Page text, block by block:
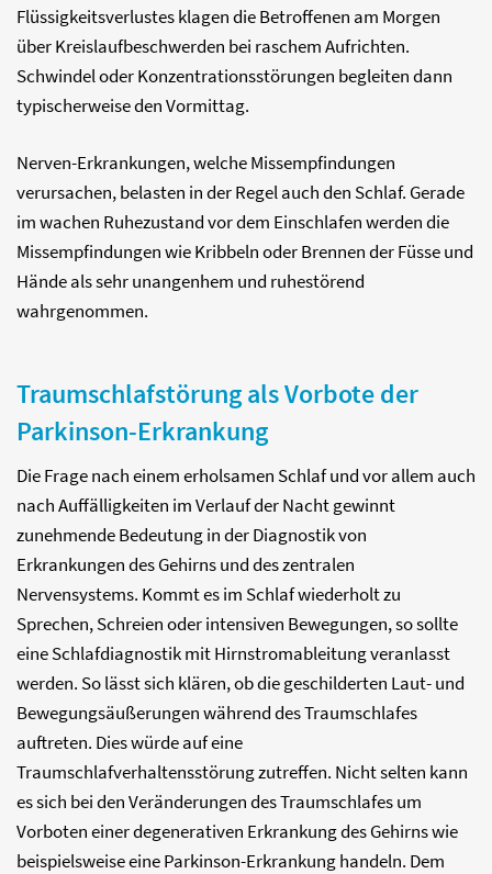
Flüssigkeitsverlustes klagen die Betroffenen am Morgen
über Kreislaufbeschwerden bei raschem Aufrichten.
Schwindel oder Konzentrationsstörungen begleiten dann
typischerweise den Vormittag.
Nerven-Erkrankungen, welche Missempfindungen
verursachen, belasten in der Regel auch den Schlaf. Gerade
im wachen Ruhezustand vor dem Einschlafen werden die
Missempfindungen wie Kribbeln oder Brennen der Füsse und
Hände als sehr unangenhem und ruhestörend
wahrgenommen.
Traumschlafstörung als Vorbote der
Parkinson-Erkrankung
Die Frage nach einem erholsamen Schlaf und vor allem auch
nach Auffälligkeiten im Verlauf der Nacht gewinnt
zunehmende Bedeutung in der Diagnostik von
Erkrankungen des Gehirns und des zentralen
Nervensystems. Kommt es im Schlaf wiederholt zu
Sprechen, Schreien oder intensiven Bewegungen, so sollte
eine Schlafdiagnostik mit Hirnstromableitung veranlasst
werden. So lässt sich klären, ob die geschilderten Laut- und
Bewegungsäußerungen während des Traumschlafes
auftreten. Dies würde auf eine
Traumschlafverhaltensstörung zutreffen. Nicht selten kann
es sich bei den Veränderungen des Traumschlafes um
Vorboten einer degenerativen Erkrankung des Gehirns wie
beispielsweise eine Parkinson-Erkrankung handeln. Dem